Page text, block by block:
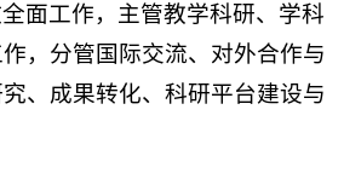
面工作，主管教学科研、学科
，分管国际交流、对外合作与
、成果转化、科研平台建设与